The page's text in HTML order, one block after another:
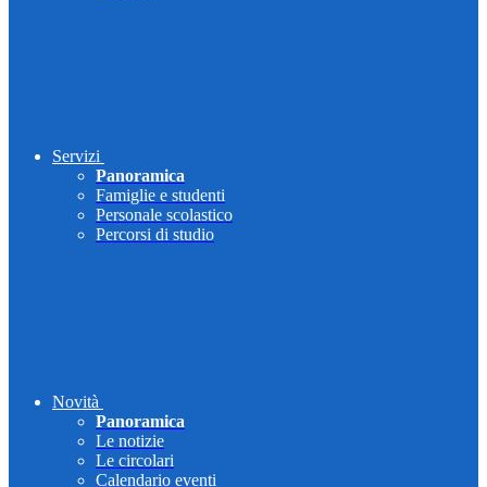
Servizi
Panoramica
Famiglie e studenti
Personale scolastico
Percorsi di studio
Novità
Panoramica
Le notizie
Le circolari
Calendario eventi